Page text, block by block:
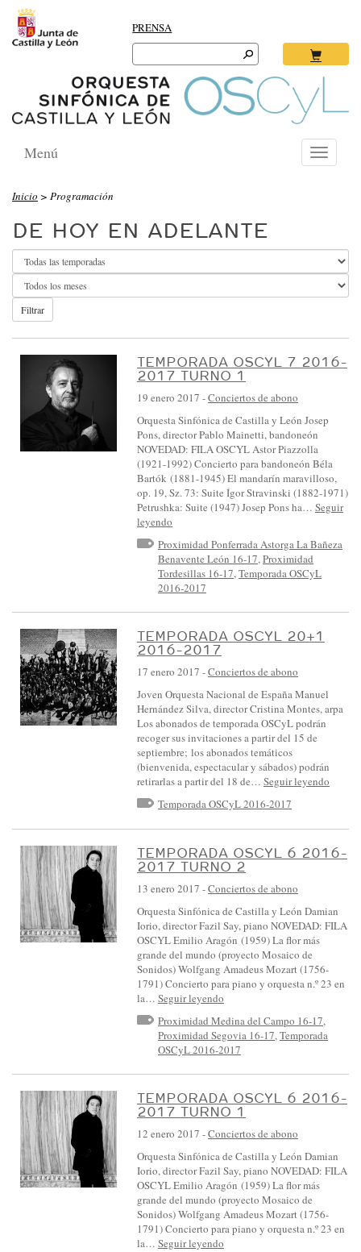
PRENSA
Search
for:
Toggle
Menú
O
R
Q
U
E
S
T
A
N
Ó
C
A
S
T
L
E
Ó
N
E
S
Inicio > Programación
DE HOY EN ADELANTE
Filtrar
TEMPORADA OSCYL 7 2016-
2017 TURNO 1
19 enero 2017 -Conciertos de abono
Orquesta Sinfónica de Castilla y León Josep
Pons, director Pablo Mainetti, bandoneón
NOVEDAD: FILA OSCYL Astor Piazzolla
(1921-1992) Concierto para bandoneón Béla
Bartók (1881-1945) El mandarín maravilloso,
op. 19, Sz. 73: Suite Ígor Stravinski (1882-1971)
Petrushka: Suite (1947) Josep Pons ha… Seguir
leyendo
Proximidad Ponferrada Astorga La Bañeza
Benavente León 16-17,Proximidad
Tordesillas 16-17,Temporada OSCyL
2016-2017
TEMPORADA OSCYL 20+1
2016-2017
17 enero 2017 -Conciertos de abono
Joven Orquesta Nacional de España Manuel
Hernández Silva, director Cristina Montes, arpa
Los abonados de temporada OSCyL podrán
recoger sus invitaciones a partir del 15 de
septiembre; los abonados temáticos
(bienvenida, espectacular y sábados) podrán
retirarlas a partir del 18 de… Seguir leyendo
Temporada OSCyL 2016-2017
TEMPORADA OSCYL 6 2016-
2017 TURNO 2
13 enero 2017 -Conciertos de abono
Orquesta Sinfónica de Castilla y León Damian
Iorio, director Fazil Say, piano NOVEDAD: FILA
OSCYL Emilio Aragón (1959) La flor más
grande del mundo (proyecto Mosaico de
Sonidos) Wolfgang Amadeus Mozart (1756-
1791) Concierto para piano y orquesta n.º 23 en
la… Seguir leyendo
Proximidad Medina del Campo 16-17,
Proximidad Segovia 16-17,Temporada
OSCyL 2016-2017
TEMPORADA OSCYL 6 2016-
2017 TURNO 1
12 enero 2017 -Conciertos de abono
Orquesta Sinfónica de Castilla y León Damian
Iorio, director Fazil Say, piano NOVEDAD: FILA
OSCYL Emilio Aragón (1959) La flor más
grande del mundo (proyecto Mosaico de
Sonidos) Wolfgang Amadeus Mozart (1756-
1791) Concierto para piano y orquesta n.º 23 en
la… Seguir leyendo